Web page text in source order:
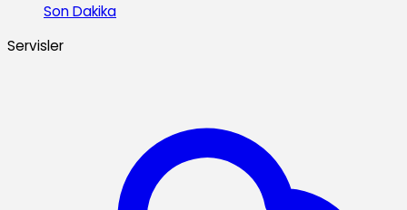
Son Dakika
Servisler